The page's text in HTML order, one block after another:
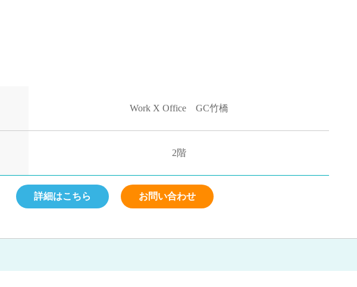
Work X Office GC竹橋
2階
詳細はこちら お問い合わせ